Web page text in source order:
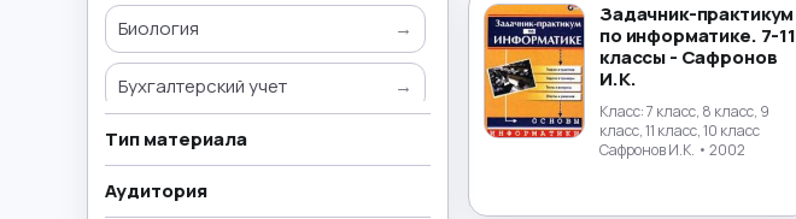
Биология →
Бухгалтерский учет →
Всемирная история
География
Тип материала
Аудитория
Задачник-практикум
по информатике. 7-11
классы - Сафронов
И.К.
Класс:7 класс, 8 класс, 9
класс, 11 класс, 10 класс
Сафронов И.К. • 2002